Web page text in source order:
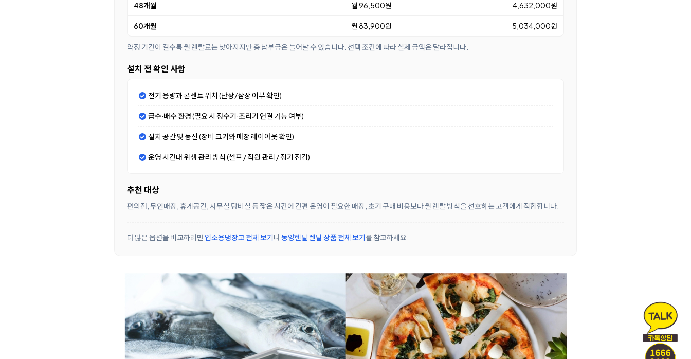
48개월 월 96,500원 4,632,000원
60개월 월 83,900원 5,034,000원
약정 기간이 길수록 월 렌탈료는 낮아지지만 총 납부금은 늘어날 수 있습니다. 선택 조건에 따라 실제 금액은 달라집니다.
설치 전 확인 사항
전기 용량과 콘센트 위치 (단상/삼상 여부 확인)
급수·배수 환경 (필요 시 정수기·조리기 연결 가능 여부)
설치 공간 및 동선 (장비 크기와 매장 레이아웃 확인)
운영 시간대 위생 관리 방식 (셀프 / 직원 관리 / 정기 점검)
추천 대상
편의점, 무인매장, 휴게공간, 사무실 탕비실 등 짧은 시간에 간편 운영이 필요한 매장, 초기 구매 비용보다 월 렌탈 방식을 선호하는 고객에게 적합합니다.
더 많은 옵션을 비교하려면 업소용냉장고 전체 보기나동양렌탈 렌탈 상품 전체 보기를 참고하세요.